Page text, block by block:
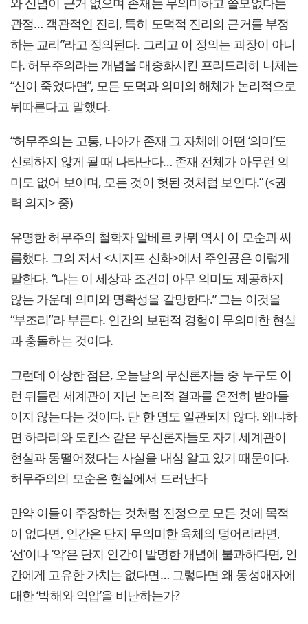
관점… 객관적인 진리, 특히 도덕적 진리의 근거를 부정
하는 교리”라고 정의된다. 그리고 이 정의는 과장이 아니
다. 허무주의라는 개념을 대중화시킨 프리드리히 니체는
“신이 죽었다면”, 모든 도덕과 의미의 해체가 논리적으로
뒤따른다고 말했다.
“허무주의는 고통, 나아가 존재 그 자체에 어떤 ‘의미’도
신뢰하지 않게 될 때 나타난다… 존재 전체가 아무런 의
미도 없어 보이며, 모든 것이 헛된 것처럼 보인다.” (<권
력 의지> 중)
유명한 허무주의 철학자 알베르 카뮈 역시 이 모순과 씨
름했다. 그의 저서 <시지프 신화>에서 주인공은 이렇게
말한다. “나는 이 세상과 조건이 아무 의미도 제공하지
않는 가운데 의미와 명확성을 갈망한다.” 그는 이것을
“부조리”라 부른다. 인간의 보편적 경험이 무의미한 현실
과 충돌하는 것이다.
그런데 이상한 점은, 오늘날의 무신론자들 중 누구도 이
런 뒤틀린 세계관이 지닌 논리적 결과를 온전히 받아들
이지 않는다는 것이다. 단 한 명도 일관되지 않다. 왜냐하
면 하라리와 도킨스 같은 무신론자들도 자기 세계관이
현실과 동떨어졌다는 사실을 내심 알고 있기 때문이다.
허무주의의 모순은 현실에서 드러난다
만약 이들이 주장하는 것처럼 진정으로 모든 것에 목적
이 없다면, 인간은 단지 무의미한 육체의 덩어리라면,
‘선’이나 ‘악’은 단지 인간이 발명한 개념에 불과하다면, 인
간에게 고유한 가치는 없다면… 그렇다면 왜 동성애자에
대한 ‘박해와 억압’을 비난하는가?